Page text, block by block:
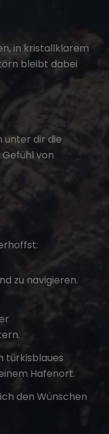
in kristallklarem
bleibt dabei
unter dir die
von
zu navigieren.
türkisblaues
Hafenort.
den Wünschen